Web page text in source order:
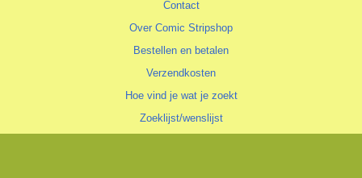
Contact
Over Comic Stripshop
Bestellen en betalen
Verzendkosten
Hoe vind je wat je zoekt
Zoeklijst/wenslijst